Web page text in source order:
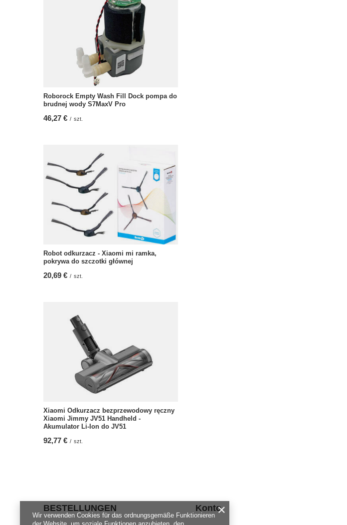
Roborock Empty Wash Fill Dock pompa do
brudnej wody S7MaxV Pro
46,27 € / szt.
Robot odkurzacz - Xiaomi mi ramka,
pokrywa do szczotki głównej
20,69 € / szt.
Xiaomi Odkurzacz bezprzewodowy ręczny
Xiaomi Jimmy JV51 Handheld -
Akumulator Li-Ion do JV51
92,77 € / szt.
BESTELLUNGEN Konto
Wir verwenden Cookies für das ordnungsgemäße Funktionieren